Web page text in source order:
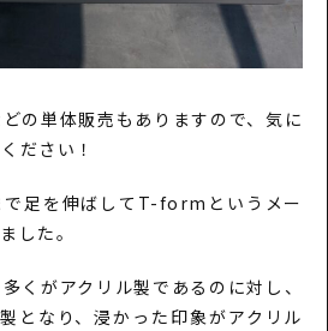
の単体販売もありますので、気に
ださい！
で足を伸ばしてT-formというメー
した。
くがアクリル製であるのに対し、
となり、浸かった印象がアクリル